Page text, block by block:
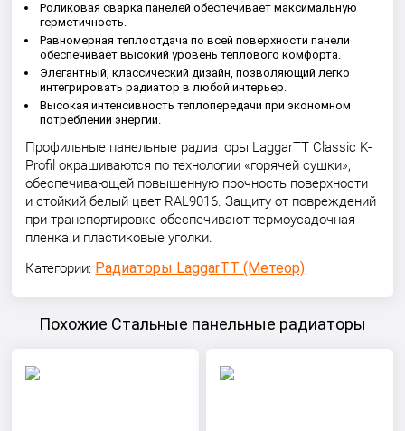
Роликовая сварка панелей обеспечивает максимальную
герметичность.
Равномерная теплоотдача по всей поверхности панели
обеспечивает высокий уровень теплового комфорта.
Элегантный, классический дизайн, позволяющий легко
интегрировать радиатор в любой интерьер.
Высокая интенсивность теплопередачи при экономном
потреблении энергии.
Профильные панельные радиаторы LaggarTT Classic K-
Profil окрашиваются по технологии «горячей сушки»,
обеспечивающей повышенную прочность поверхности
и стойкий белый цвет RAL9016. Защиту от повреждений
при транспортировке обеспечивают термоусадочная
пленка и пластиковые уголки.
Категории: Радиаторы LaggarTT (Метеор)
Похожие Стальные панельные радиаторы